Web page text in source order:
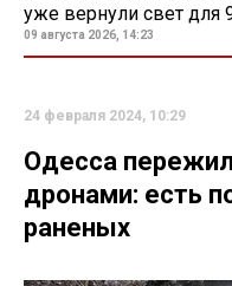
уже вернули свет для
09 августа 2026, 14:23
24 февраля 2024, 10:29
Одесса
дронами: есть
раненых